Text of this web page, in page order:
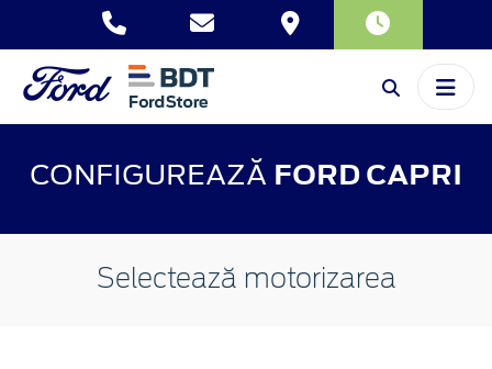
CONFIGUREAZĂ FORD CAPRI
Selectează motorizarea